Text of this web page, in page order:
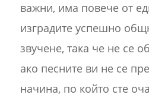
важни, има повече от
изградите успешно
звучене, така че не се
ако песните ви не се
начина, по който сте